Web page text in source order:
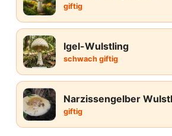
giftig
Igel-Wulstling
schwach giftig
Narzissengelber
giftig